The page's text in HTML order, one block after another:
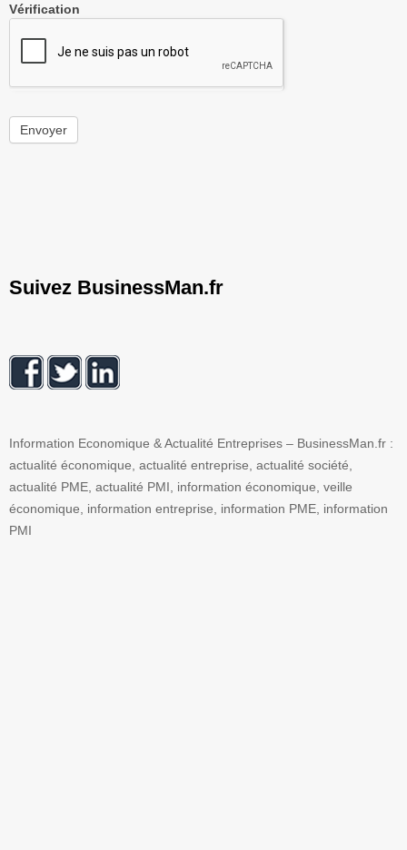
Vérification
Envoyer
Suivez BusinessMan.fr
Information Economique & Actualité Entreprises – BusinessMan.fr :
actualité économique, actualité entreprise, actualité société,
actualité PME, actualité PMI, information économique, veille
économique, information entreprise, information PME, information
PMI